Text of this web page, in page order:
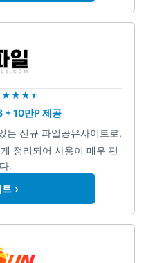
+ 10만P 제공
는 신규 파일공유사이트로,
정리되어 사용이 매우 편
.
트 ›